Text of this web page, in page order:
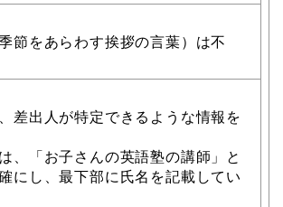
節をあらわす挨拶の言葉）は不
差出人が特定できるような情報を
、「お子さんの英語塾の講師」と
にし、最下部に氏名を記載してい